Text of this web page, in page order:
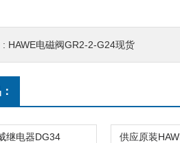
: HAWE电磁阀GR2-2-G24现货
继电器DG34